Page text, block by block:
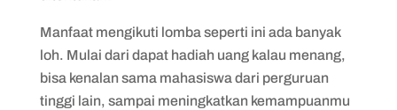
Manfaat mengikuti lomba seperti ini ada banyak
loh. Mulai dari dapat hadiah uang kalau menang,
bisa kenalan sama mahasiswa dari perguruan
tinggi lain, sampai meningkatkan kemampuanmu